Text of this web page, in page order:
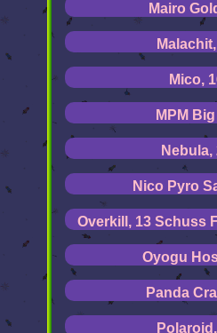
Mairo
Mico,
MPM
Nico Pyro
Overkill, 13 Schuss
Oyogu
Panda